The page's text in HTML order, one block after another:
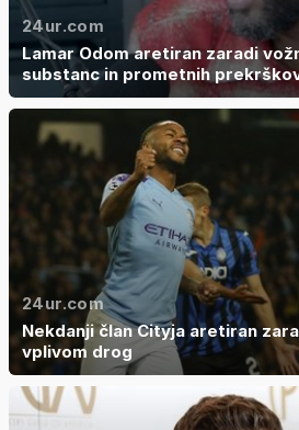
24ur.com
Lamar Odom aretiran zaradi
substanc in prometnih
24ur.com
Nekdanji član Cityja aretiran
vplivom drog